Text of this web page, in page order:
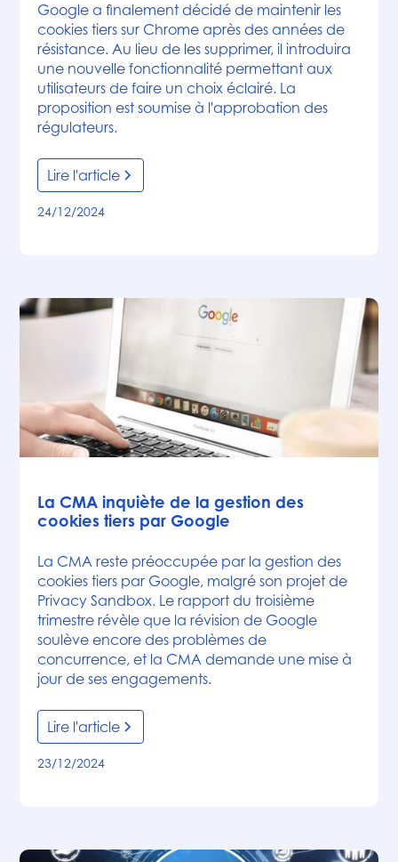
Google a finalement décidé de maintenir les
cookies tiers sur Chrome après des années de
résistance. Au lieu de les supprimer, il introduira
une nouvelle fonctionnalité permettant aux
utilisateurs de faire un choix éclairé. La
proposition est soumise à l'approbation des
régulateurs.
Lire l'article
24/12/2024
La CMA inquiète de la gestion des
cookies tiers par Google
La CMA reste préoccupée par la gestion des
cookies tiers par Google, malgré son projet de
Privacy Sandbox. Le rapport du troisième
trimestre révèle que la révision de Google
soulève encore des problèmes de
concurrence, et la CMA demande une mise à
jour de ses engagements.
Lire l'article
23/12/2024